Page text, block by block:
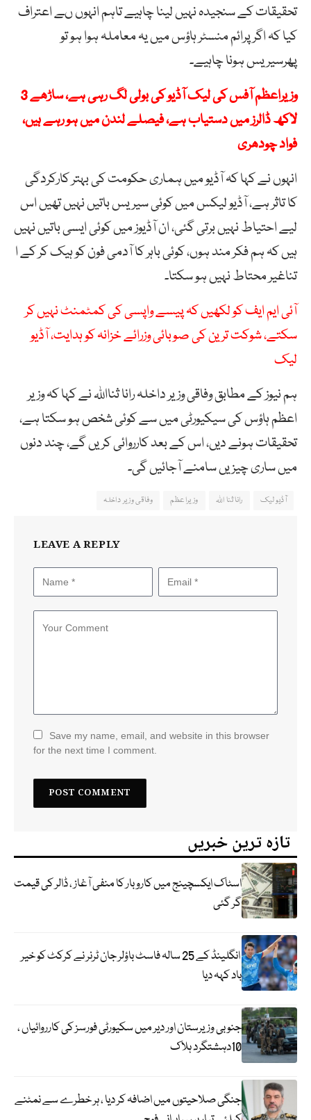
تحقیقات کے سنجیدہ نہیں لینا چاہیے تاہم انہوں ںے اعتراف
کیا کہ اگرپرائم منسٹر ہاؤس میں یہ معاملہ ہوا ہو تو
پھرسیریس ہونا چاہیے۔
وزیراعظم آفس کی لیک آڈیو کی بولی لگ رہی ہے، ساڑھے 3
لاکھ ڈالرز میں دستیاب ہے، فیصلے لندن میں ہو رہے ہیں،
فواد چودھری
انہوں نے کہا کہ آڈیو میں ہماری حکومت کی بہتر کارکردگی
کا تاثر ہے، آڈیو لیکس میں کوئی سیریس باتیں نہیں تھیں اس
لیے احتیاط نہیں برتی گئی، ان آڈیوز میں کوئی ایسی باتیں نہیں
ہیں کہ ہم فکر مند ہوں، کوئی باہر کا آدمی فون کو ہیک کر کے ا
تناغیر محتاط نہیں ہو سکتا۔
آئی ایم ایف کو لکھیں کہ پیسے واپسی کی کمٹمنٹ نہیں کر
سکتے، شوکت ترین کی صوبائی وزرائے خزانہ کو ہدایت، آڈیو
لیک
ہم نیوز کے مطابق وفاقی وزیر داخلہ رانا ثنااللہ نے کہا کہ وزیر
اعظم ہاؤس کی سیکیورٹی میں سے کوئی شخص ہو سکتا ہے،
تحقیقات ہونے دیں، اس کے بعد کارروائی کریں گے، چند دنوں
میں ساری چیزیں سامنے آجائیں گی۔
آڈیو لیک رانا ثنا اللہ وزیراعظم وفاقی وزیر داخلہ
LEAVE A REPLY
Save my name, email, and website in this browser
for the next time I comment.
تازہ ترین خبریں
اسٹاک ایکسچینج میں کاروبار کا منفی آغاز ، ڈالر کی قیمت
گر گئی
انگلینڈ کے 25 سالہ فاسٹ باؤلر جان ٹرنر نے کرکٹ کو خیر
باد کہہ دیا
جنوبی وزیرستان اور دیر میں سکیورٹی فورسز کی کارروائیاں ،
10دہشتگرد ہلاک
جنگی صلاحیتوں میں اضافہ کر دیا ، ہر خطرے سے نمٹنے